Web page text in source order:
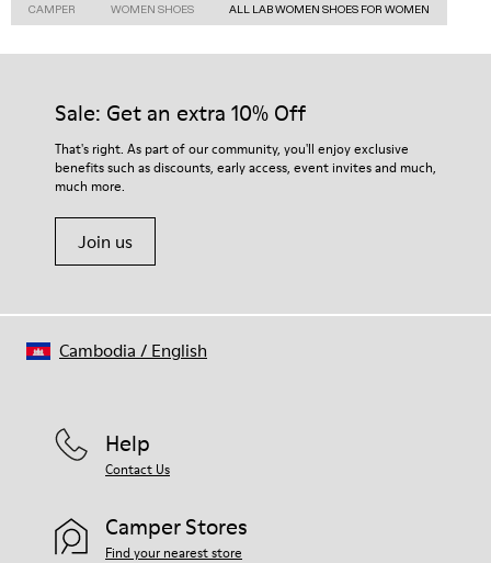
CAMPER WOMEN SHOES ALL LAB WOMEN SHOES FOR WOMEN
Sale: Get an extra 10% Off
That's right. As part of our community, you'll enjoy exclusive
benefits such as discounts, early access, event invites and much,
much more.
Join us
Help
Contact Us
Camper Stores
Find your nearest store
Cambodia / English